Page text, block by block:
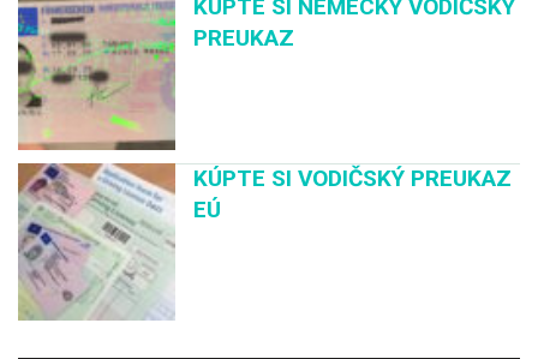
KÚPTE SI NEMECKÝ VODIČSKÝ
PREUKAZ
KÚPTE SI VODIČSKÝ PREUKAZ
EÚ